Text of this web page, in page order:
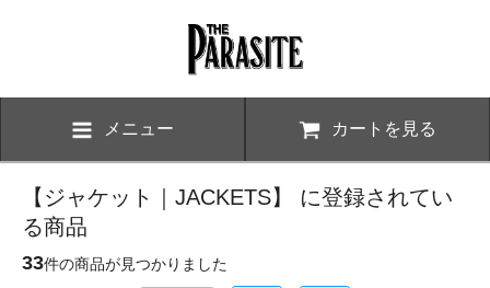
メニュー カートを見る
【ジャケット｜JACKETS】 に登録されてい
る商品
33件の商品が見つかりました